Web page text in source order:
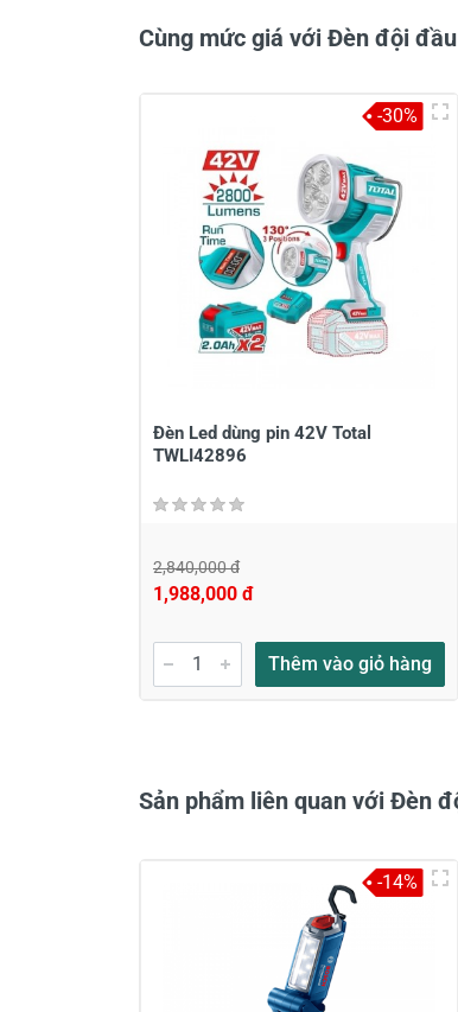
Viết nhận xét về sản
Đánh giá sao
Cùng mức giá với Đèn đội đầu
Đèn Led dùng pin 42V Total
TWLI42896
2,840,000 đ
1,988,000 đ
Thêm vào giỏ hàng
-30%
Sản phẩm liên quan với Đèn
-14%